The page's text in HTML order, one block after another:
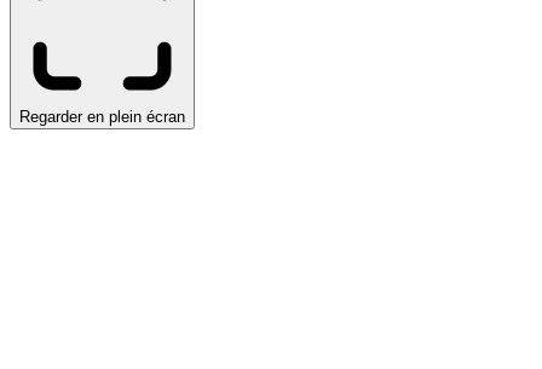
Regarder en plein écran